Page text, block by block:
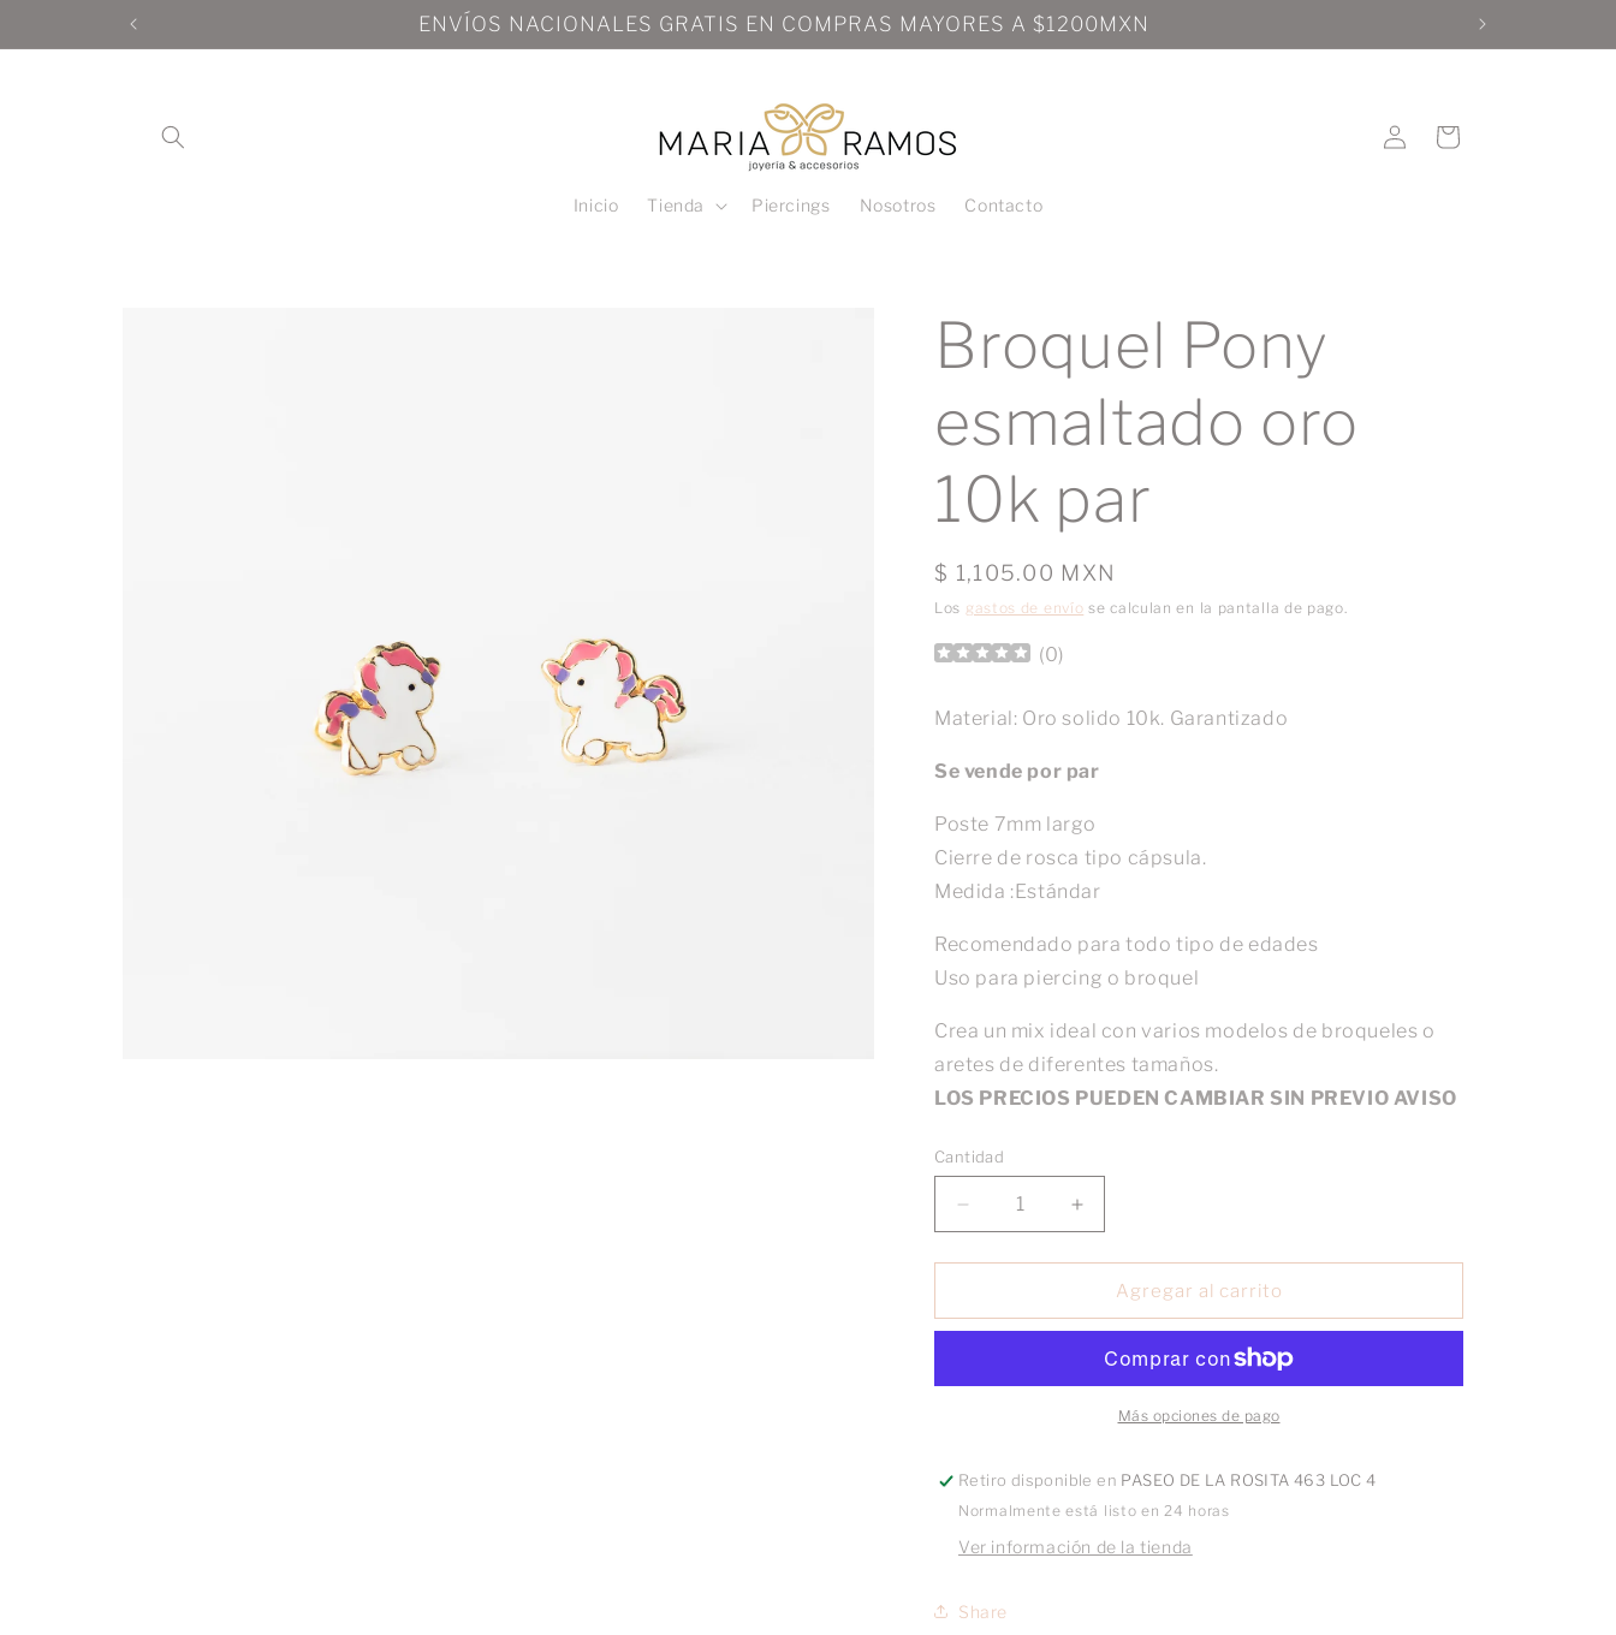
directamente
al contenido
Inicio Tienda Piercings Nosotros Contacto
Iniciar
sesión
Carrito
Broquel Pony
esmaltado oro
10k par
Precio
habitual
$ 1,105.00 MXN
Los gastos de envío se calculan en la pantalla de pago.
(0)
Material: Oro solido 10k. Garantizado
Se vende por par
Poste 7mm largo
Cierre de rosca tipo cápsula.
Medida :Estándar
Recomendado para todo tipo de edades
Uso para piercing o broquel
Crea un mix ideal con varios modelos de broqueles o
aretes de diferentes tamaños.
LOS PRECIOS PUEDEN CAMBIAR SIN PREVIO AVISO
Cantidad
Reducir
cantidad
para
Pony
10k
Aumentar
cantidad
para
Broquel
Pony
oro
10k
Agregar al carrito
Más opciones de pago
Retiro disponible en PASEO DE LA ROSITA 463 LOC 4
Normalmente está listo en 24 horas
Ver información de la tienda
Share